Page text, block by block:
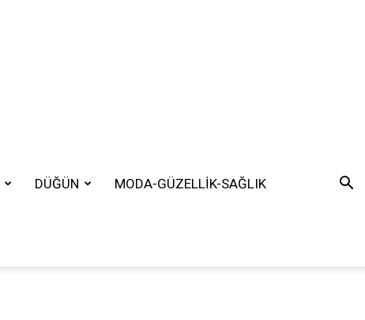
DÜĞÜN MODA-GÜZELLİK-SAĞLIK